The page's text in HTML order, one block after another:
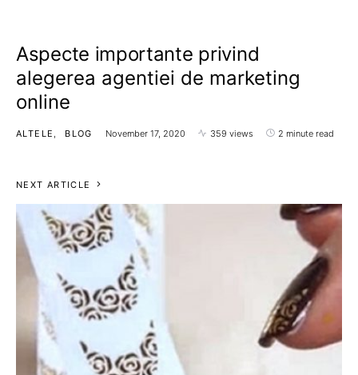
Aspecte importante privind
alegerea agentiei de marketing
online
ALTELE BLOG November 17, 2020 359 views 2 minute read
NEXT ARTICLE